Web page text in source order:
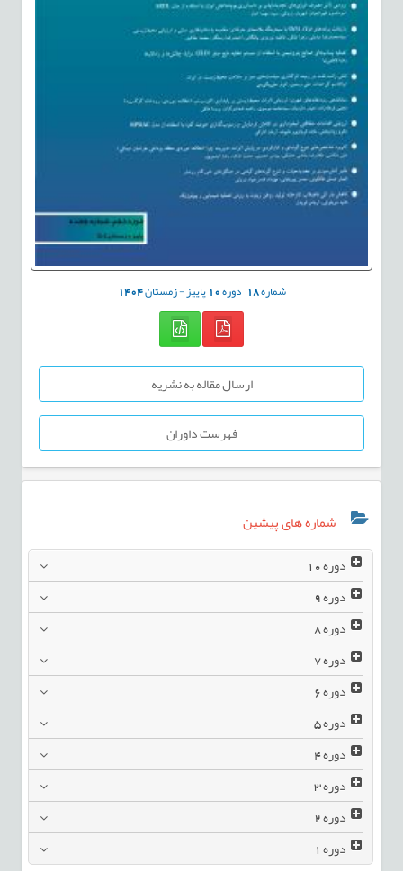
شماره18 دوره10پاییز - زمستان1404
ارسال مقاله به نشریه
فهرست داوران
شماره های پیشین
دوره10
دوره9
دوره8
دوره7
دوره6
دوره5
دوره4
دوره3
دوره2
دوره1